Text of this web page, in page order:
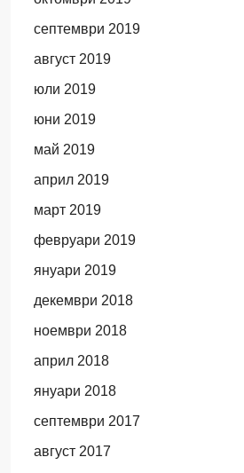
септември 2019
август 2019
юли 2019
юни 2019
май 2019
април 2019
март 2019
февруари 2019
януари 2019
декември 2018
ноември 2018
април 2018
януари 2018
септември 2017
август 2017